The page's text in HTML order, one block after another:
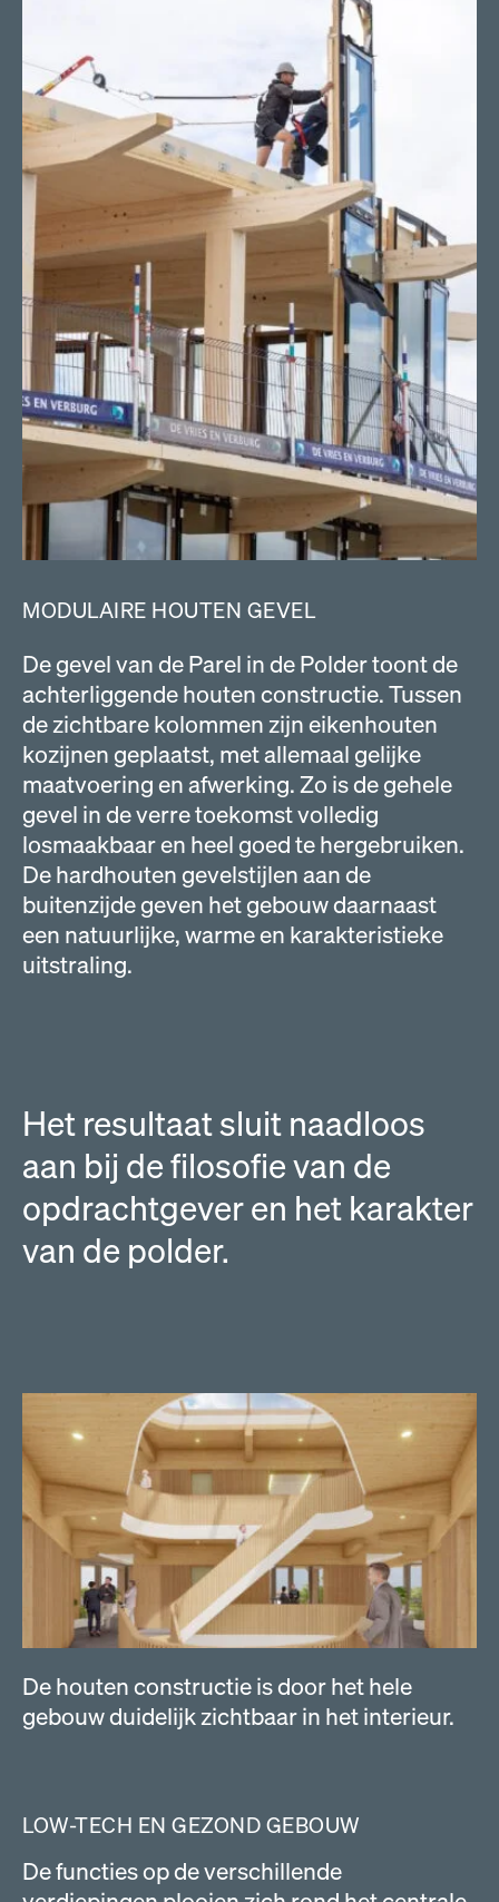
MODULAIRE HOUTEN GEVEL
De gevel van de Parel in de Polder toont de
achterliggende houten constructie. Tussen
de zichtbare kolommen zijn eikenhouten
kozijnen geplaatst, met allemaal gelijke
maatvoering en afwerking. Zo is de gehele
gevel in de verre toekomst volledig
losmaakbaar en heel goed te hergebruiken.
De hardhouten gevelstijlen aan de
buitenzijde geven het gebouw daarnaast
een natuurlijke, warme en karakteristieke
uitstraling.
Het resultaat sluit naadloos
aan bij de filosofie van de
opdrachtgever en het karakter
van de polder.
De houten constructie is door het hele
gebouw duidelijk zichtbaar in het interieur.
LOW-TECH EN GEZOND GEBOUW
De functies op de verschillende